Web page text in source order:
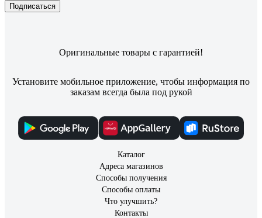
Подписаться
Оригинальные товары с гарантией!
Установите мобильное приложение, чтобы информация по
заказам всегда была под рукой
Каталог
Адреса магазинов
Способы получения
Способы оплаты
Что улучшить?
Контакты